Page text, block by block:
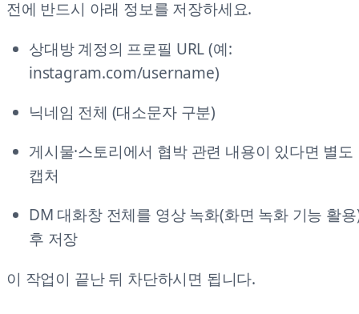
전에 반드시 아래 정보를 저장하세요.
상대방 계정의 프로필 URL (예:
instagram.com/username)
닉네임 전체 (대소문자 구분)
게시물·스토리에서 협박 관련 내용이 있다면 별도
캡처
DM 대화창 전체를 영상 녹화(화면 녹화 기능 활
후 저장
이 작업이 끝난 뒤 차단하시면 됩니다.